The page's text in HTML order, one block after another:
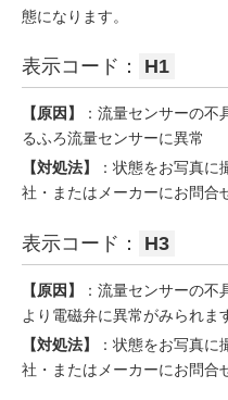
態になります。
表示コード： H1
【原因】
：流量センサーの
るふろ流量センサーに異常
【対処法】
：状態をお写真
社・またはメーカーにお問合
表示コード： H3
【原因】
：流量センサーの
より電磁弁に異常がみられま
【対処法】
：状態をお写真
社・またはメーカーにお問合